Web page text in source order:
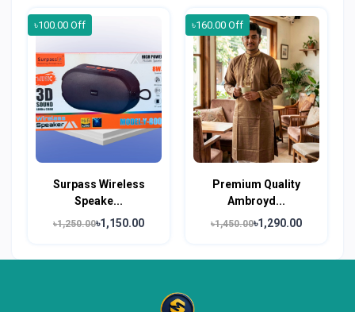
৳100.00 Off
Surpass Wireless
Speake...
৳1,250.00৳1,150.00
৳160.00 Off
Premium Quality
Ambroyd...
৳1,450.00৳1,290.00